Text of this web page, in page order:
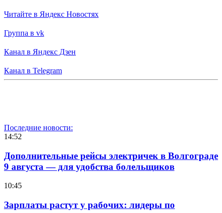
Читайте в Яндекс Новостях
Группа в vk
Канал в Яндекс Дзен
Канал в Telegram
Последние новости:
14:52
Дополнительные рейсы электричек в Волгограде
9 августа — для удобства болельщиков
10:45
Зарплаты растут у рабочих: лидеры по